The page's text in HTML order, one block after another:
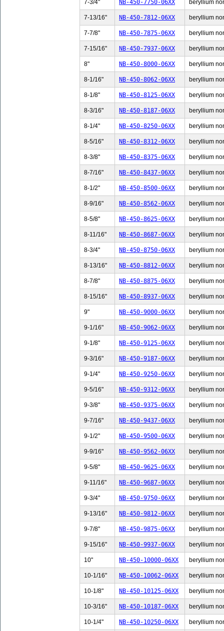
7-3/4" NB-450-7750-06XX beryllium
7-13/16" NB-450-7812-06XX beryllium
7-7/8" NB-450-7875-06XX beryllium
7-15/16" NB-450-7937-06XX beryllium
8" NB-450-8000-06XX beryllium
8-1/16" NB-450-8062-06XX beryllium
8-1/8" NB-450-8125-06XX beryllium
8-3/16" NB-450-8187-06XX beryllium
8-1/4" NB-450-8250-06XX beryllium
8-5/16" NB-450-8312-06XX beryllium
8-3/8" NB-450-8375-06XX beryllium
8-7/16" NB-450-8437-06XX beryllium
8-1/2" NB-450-8500-06XX beryllium
8-9/16" NB-450-8562-06XX beryllium
8-5/8" NB-450-8625-06XX beryllium
8-11/16" NB-450-8687-06XX beryllium
8-3/4" NB-450-8750-06XX beryllium
8-13/16" NB-450-8812-06XX beryllium
8-7/8" NB-450-8875-06XX beryllium
8-15/16" NB-450-8937-06XX beryllium
9" NB-450-9000-06XX beryllium
9-1/16" NB-450-9062-06XX beryllium
9-1/8" NB-450-9125-06XX beryllium
9-3/16" NB-450-9187-06XX beryllium
9-1/4" NB-450-9250-06XX beryllium
9-5/16" NB-450-9312-06XX beryllium
9-3/8" NB-450-9375-06XX beryllium
9-7/16" NB-450-9437-06XX beryllium
9-1/2" NB-450-9500-06XX beryllium
9-9/16" NB-450-9562-06XX beryllium
9-5/8" NB-450-9625-06XX beryllium
9-11/16" NB-450-9687-06XX beryllium
9-3/4" NB-450-9750-06XX beryllium
9-13/16" NB-450-9812-06XX beryllium
9-7/8" NB-450-9875-06XX beryllium
9-15/16" NB-450-9937-06XX beryllium
10" NB-450-10000-06XX beryllium
10-1/16" NB-450-10062-06XX beryllium
10-1/8" NB-450-10125-06XX beryllium
10-3/16" NB-450-10187-06XX beryllium
10-1/4" NB-450-10250-06XX beryllium